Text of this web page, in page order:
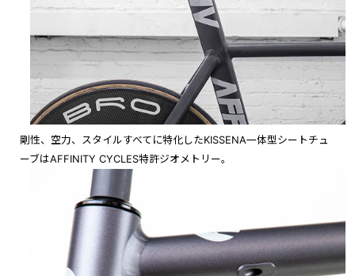
剛性、空力、スタイルすべてに特化したKISSENA一体型シートチュ
ーブはAFFINITY CYCLES特許ジオメトリー。